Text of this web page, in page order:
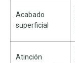
Acabado
superficial
Atinción